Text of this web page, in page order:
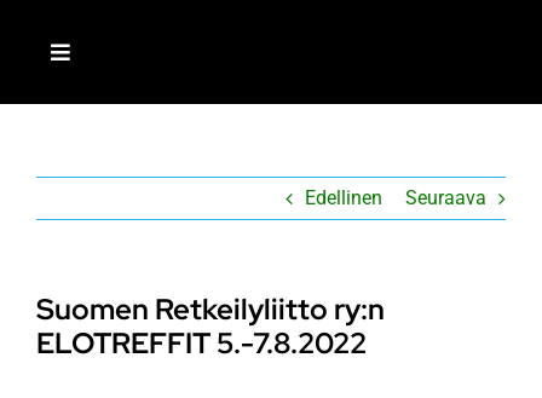
Toggle
Edellinen Seuraava
Suomen Retkeilyliitto ry:n
ELOTREFFIT 5.-7.8.2022